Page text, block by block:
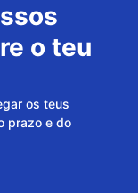
o teu
os teus
prazo e do